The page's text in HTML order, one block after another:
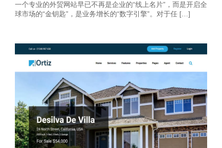
一个专业的外贸网站早已不再是企业的“线上名片”，而是开启全
球市场的“金钥匙”，是业务增长的“数字引擎”。对于任 […]